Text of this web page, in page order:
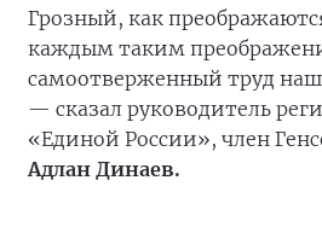
Грозный, как
каждым таким
самоотверженный труд
— сказал руководитель
«Единой России», член
Адлан Динаев.